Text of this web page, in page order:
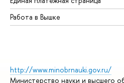
Работа в Вышке
http://www.minobrnauki.gov.ru/
Министерство науки и высшего